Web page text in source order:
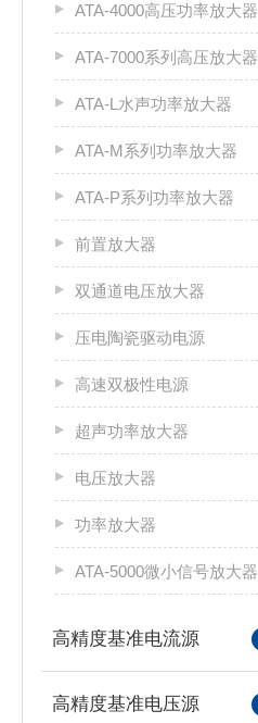
ATA-4000高压功率放大器
ATA-7000系列高压放大器
ATA-L水声功率放大器
ATA-M系列功率放大器
ATA-P系列功率放大器
前置放大器
双通道电压放大器
压电陶瓷驱动电源
高速双极性电源
超声功率放大器
电压放大器
功率放大器
ATA-5000微小信号放大器
高精度基准电流源
高精度基准电压源